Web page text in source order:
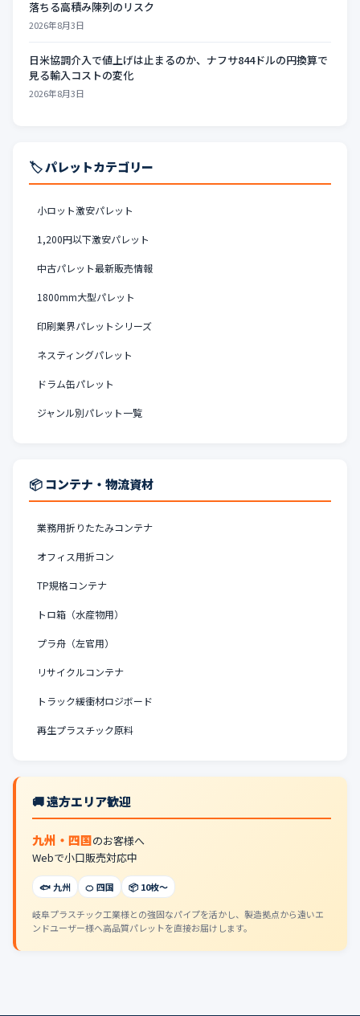
落ちる高積み陳列のリスク
2026年8月3日
日米協調介入で値上げは止まるのか、ナフサ844ドルの円換算で
見る輸入コストの変化
2026年8月3日
🏷️ パレットカテゴリー
小ロット激安パレット
1,200円以下激安パレット
中古パレット最新販売情報
1800mm大型パレット
印刷業界パレットシリーズ
ネスティングパレット
ドラム缶パレット
ジャンル別パレット一覧
📦 コンテナ・物流資材
業務用折りたたみコンテナ
オフィス用折コン
TP規格コンテナ
トロ箱（水産物用）
プラ舟（左官用）
リサイクルコンテナ
トラック緩衝材ロジボード
再生プラスチック原料
🚚 遠方エリア歓迎
九州・四国のお客様へ
Webで小口販売対応中
🐟 九州 🍊 四国 📦 10枚〜
岐阜プラスチック工業様との強固なパイプを活かし、製造拠点から遠いエ
ンドユーザー様へ高品質パレットを直接お届けします。